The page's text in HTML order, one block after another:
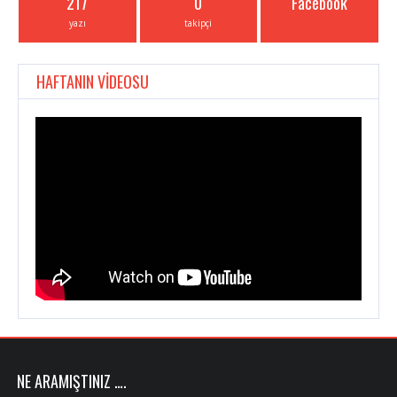
yazı takipçi
HAFTANIN VİDEOSU
NE ARAMIŞTINIZ ….